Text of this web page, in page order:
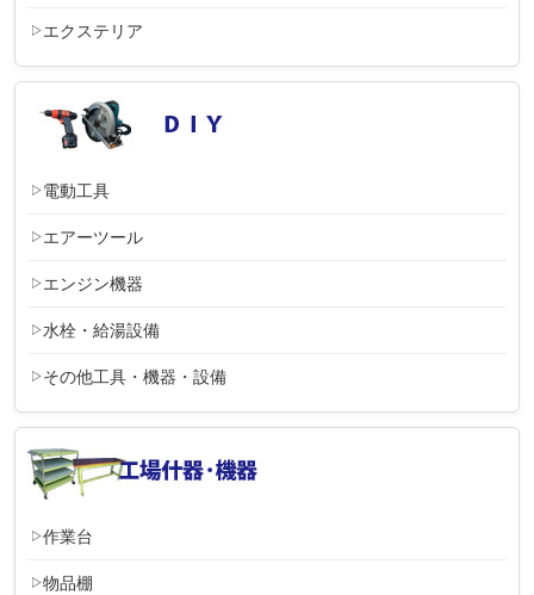
エクステリア
電動工具
エアーツール
エンジン機器
水栓・給湯設備
その他工具・機器・設備
作業台
物品棚